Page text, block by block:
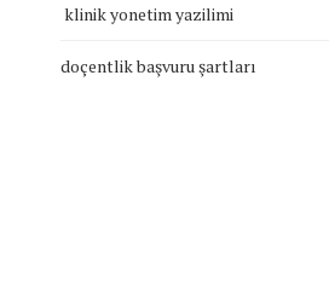
klinik yonetim yazilimi
doçentlik başvuru şartları